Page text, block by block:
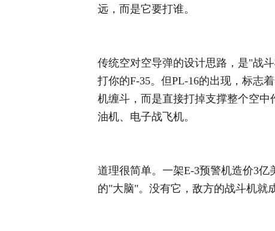
远，而是它要打谁。
传统空对空导弹的设计思路，是"战
打你的F-35。但PL-16的出现，标志
机缠斗，而是直接打掉支撑整个空
油机、电子战飞机。
道理很简单。一架E-3预警机造价3
的"大脑"。没有它，敌方的战斗机就